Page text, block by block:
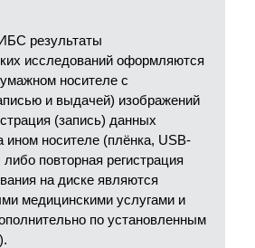
результаты
исследований оформляются
носителе с
и выдачей) изображений
(запись) данных
ином носителе (плёнка, USB-
повторная регистрация
на диске являются
медицинскими услугами и
по установленным